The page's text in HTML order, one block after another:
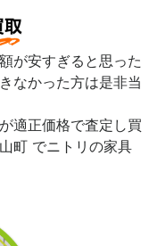
が安すぎると思った
なかった方は是非当
適正価格で査定し買
町 でニトリの家具